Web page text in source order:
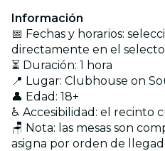
Información
📅 Fechas y horarios:
directamente en el
⏳ Duración: 1 hora
📍 Lugar: Clubhouse on
👤 Edad: 18+
♿ Accesibilidad: el recinto
🪑 Nota: las mesas son
asigna por orden de